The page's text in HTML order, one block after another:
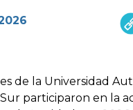
de la Universidad
participaron en la